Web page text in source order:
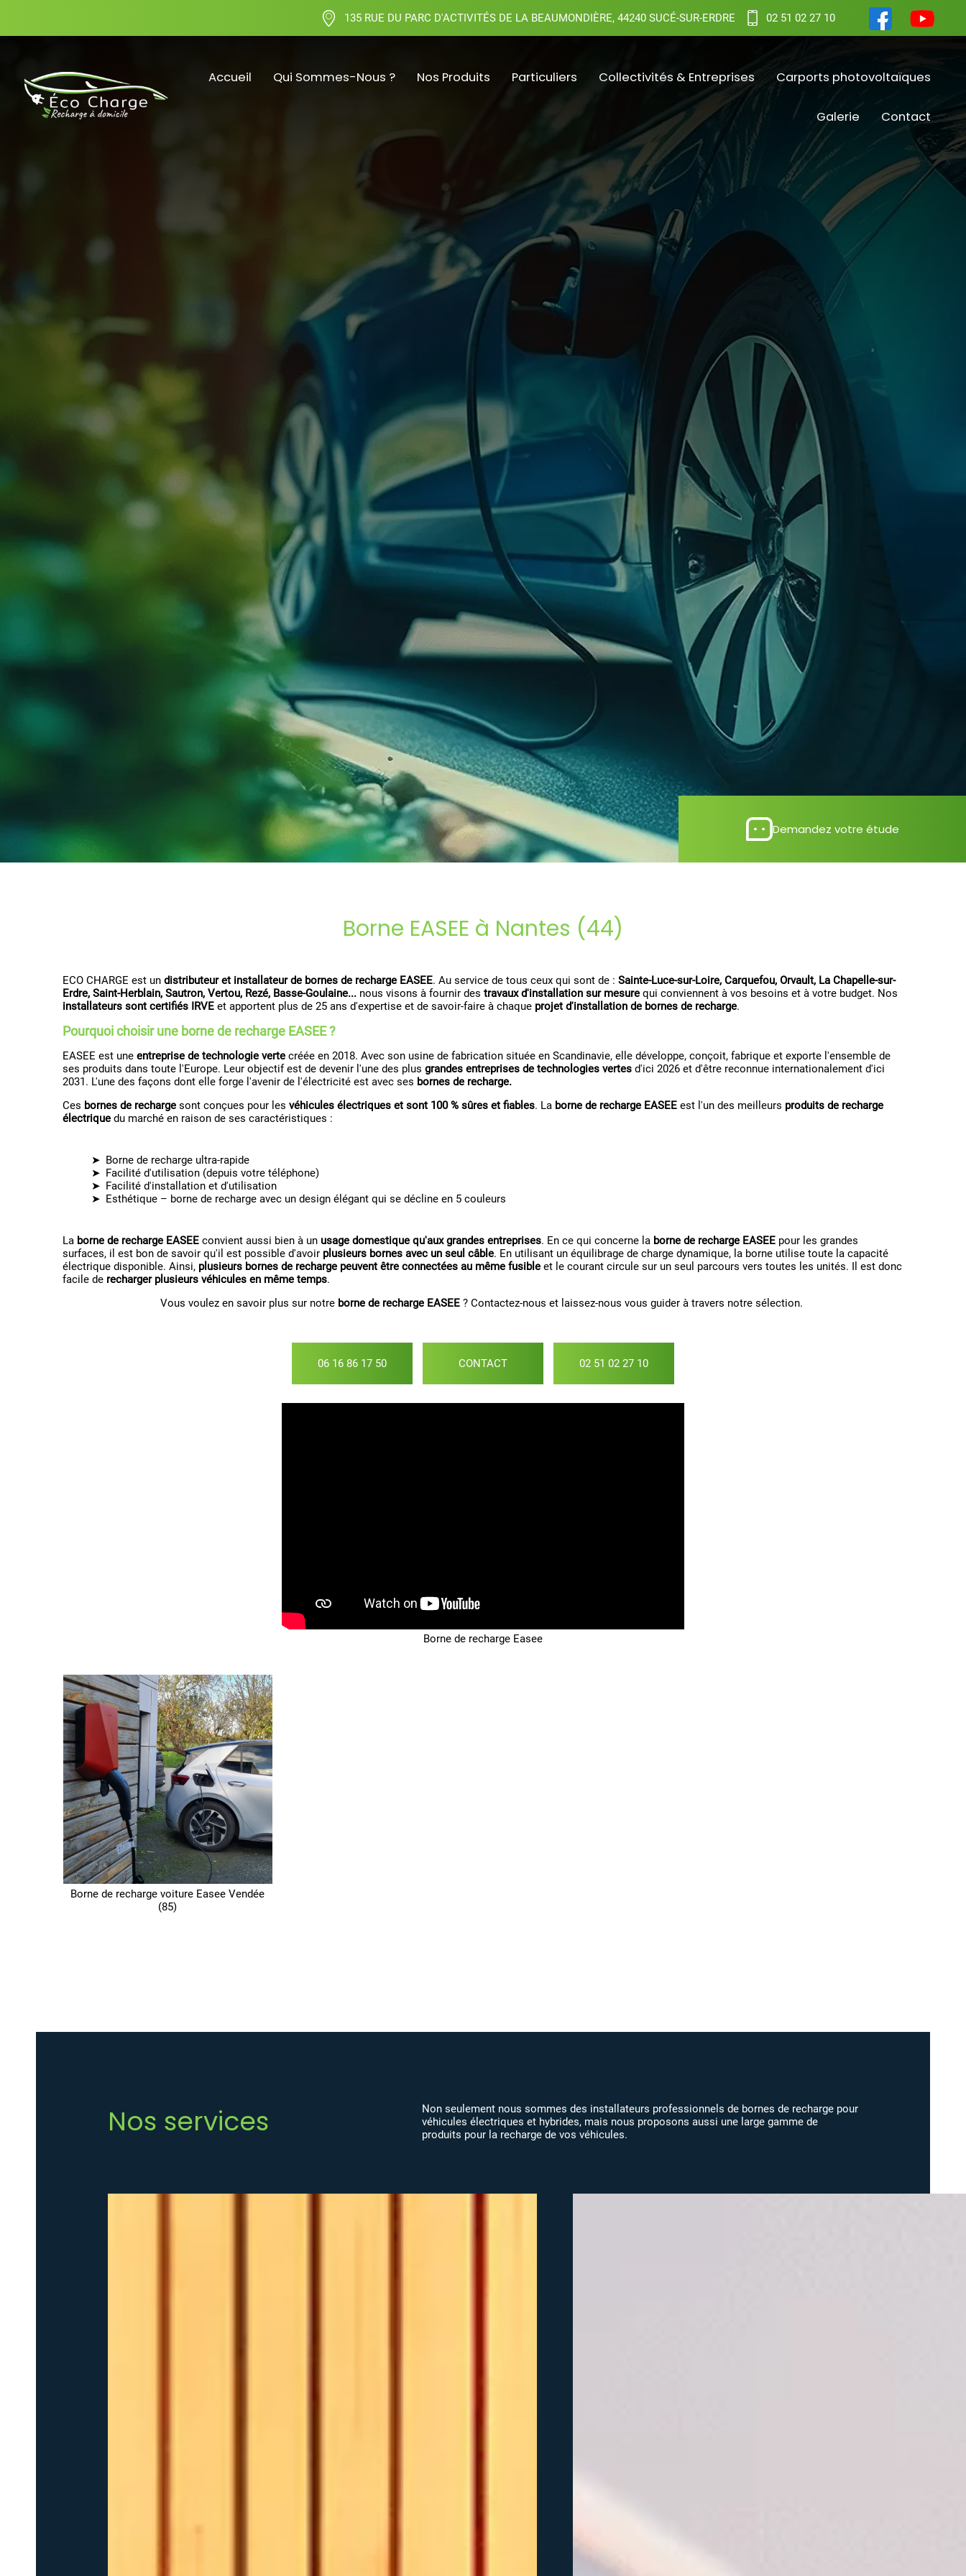
135 RUE DU PARC D'ACTIVITÉS DE LA BEAUMONDIÈRE, 44240 SUCÉ-SUR-ERDRE 02 51 02 27 10
Accueil Qui Sommes-Nous ? Nos Produits Particuliers Collectivités & Entreprises Carports photovoltaïques
Galerie Contact
Demandez votre étude
Borne EASEE à Nantes (44)
ECO CHARGE est un distributeur et installateur de bornes de recharge EASEE. Au service de tous ceux qui sont de : Sainte-Luce-sur-Loire, Carquefou, Orvault, La Chapelle-sur-
Erdre, Saint-Herblain, Sautron, Vertou, Rezé, Basse-Goulaine... nous visons à fournir des travaux d'installation sur mesure qui conviennent à vos besoins et à votre budget. Nos
installateurs sont certifiés IRVE et apportent plus de 25 ans d'expertise et de savoir-faire à chaque projet d'installation de bornes de recharge.
Pourquoi choisir une borne de recharge EASEE ?
EASEE est une entreprise de technologie verte créée en 2018. Avec son usine de fabrication située en Scandinavie, elle développe, conçoit, fabrique et exporte l'ensemble de
ses produits dans toute l'Europe. Leur objectif est de devenir l'une des plus grandes entreprises de technologies vertes d'ici 2026 et d'être reconnue internationalement d'ici
2031. L'une des façons dont elle forge l'avenir de l'électricité est avec ses bornes de recharge.
Ces bornes de recharge sont conçues pour les véhicules électriques et sont 100 % sûres et fiables. La borne de recharge EASEE est l'un des meilleurs produits de recharge
électrique du marché en raison de ses caractéristiques :
Borne de recharge ultra-rapide
Facilité d'utilisation (depuis votre téléphone)
Facilité d'installation et d'utilisation
Esthétique – borne de recharge avec un design élégant qui se décline en 5 couleurs
La borne de recharge EASEE convient aussi bien à un usage domestique qu'aux grandes entreprises. En ce qui concerne la borne de recharge EASEE pour les grandes
surfaces, il est bon de savoir qu'il est possible d'avoir plusieurs bornes avec un seul câble. En utilisant un équilibrage de charge dynamique, la borne utilise toute la capacité
électrique disponible. Ainsi, plusieurs bornes de recharge peuvent être connectées au même fusible et le courant circule sur un seul parcours vers toutes les unités. Il est donc
facile de recharger plusieurs véhicules en même temps.
Vous voulez en savoir plus sur notre borne de recharge EASEE ? Contactez-nous et laissez-nous vous guider à travers notre sélection.
06 16 86 17 50 CONTACT 02 51 02 27 10
Borne de recharge Easee
Borne de recharge voiture Easee Vendée
(85)
Nos services
Non seulement nous sommes des installateurs professionnels de bornes de recharge pour
véhicules électriques et hybrides, mais nous proposons aussi une large gamme de
produits pour la recharge de vos véhicules.